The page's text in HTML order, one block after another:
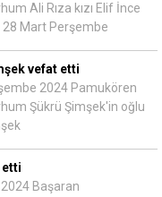
Ali Rıza kızı Elif İnce
Mart Perşembe
vefat etti
2024 Pamukören
Şükrü Şimşek'in oğlu
etti
2024 Başaran